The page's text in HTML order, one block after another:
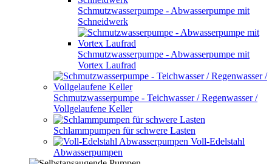
Schmutzwasserpumpe - Abwasserpumpe mit
Schneidwerk
Schmutzwasserpumpe - Abwasserpumpe mit
Vortex Laufrad
Schmutzwasserpumpe - Teichwasser / Regenwasser /
Vollgelaufene Keller
Schlammpumpen für schwere Lasten
Voll-Edelstahl
Abwasserpumpen